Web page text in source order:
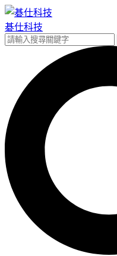
跳
至
主
碁仕科技
搜